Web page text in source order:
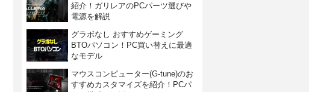
紹介！ガリレアのPCパーツ選びや
電源を解説
グラボなし おすすめゲーミング
BTOパソコン！PC買い替えに最適
なモデル
マウスコンピューター(G-tune)のお
すすめカスタマイズを紹介！PCパ